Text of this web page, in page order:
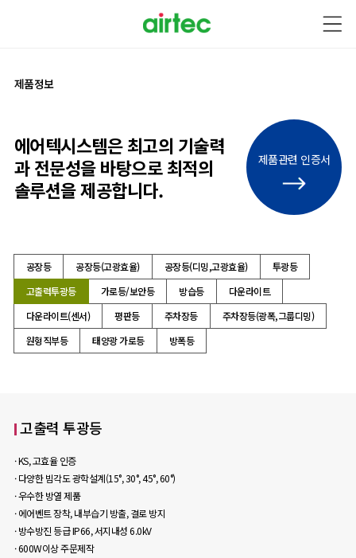
제품정보
에어텍시스템은 최고의 기술력
과전문성을 바탕으로최적의
솔루션을 제공합니다.
제품관련 인증서
공장등 공장등(고광효율) 공장등(디밍,고광효율)
투광등
고출력투광등
가로등/보안등 방습등
다운라이트
다운라이트(센서)
평판등 주차장등
주차장등(광폭,그룹디밍)
원형직부등
태양광 가로등 방폭등
고출력 투광등
· KS, 고효율 인증
· 다양한 빔각도 광학설계(15°, 30°, 45°, 60°)
· 우수한 방열 제품
· 에어벤트 장착, 내부습기 방출, 결로 방지
· 방수방진 등급 IP66, 서지내성 6.0kV
· 600W이상 주문제작